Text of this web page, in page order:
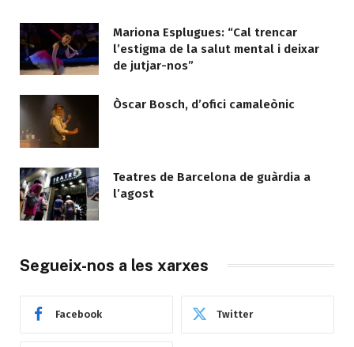
Mariona Esplugues: “Cal trencar
l’estigma de la salut mental i deixar
de jutjar-nos”
Òscar Bosch, d’ofici camaleònic
Teatres de Barcelona de guàrdia a
l’agost
Segueix-nos a les xarxes
Facebook Twitter